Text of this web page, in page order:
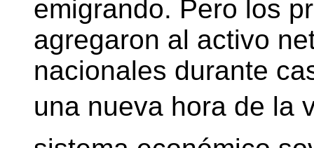
emigrando. Pero los
agregaron al activo
nacionales durante
una nueva hora de la